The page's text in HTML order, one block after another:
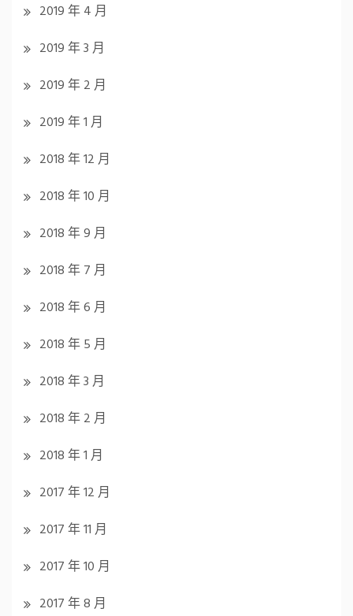
2019 年 4 月
2019 年 3 月
2019 年 2 月
2019 年 1 月
2018 年 12 月
2018 年 10 月
2018 年 9 月
2018 年 7 月
2018 年 6 月
2018 年 5 月
2018 年 3 月
2018 年 2 月
2018 年 1 月
2017 年 12 月
2017 年 11 月
2017 年 10 月
2017 年 8 月